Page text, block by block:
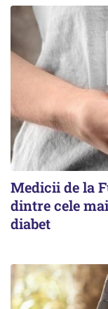
Medicii de la
dintre cele
diabet